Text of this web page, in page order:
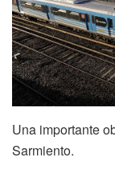
Una importante
Sarmiento.